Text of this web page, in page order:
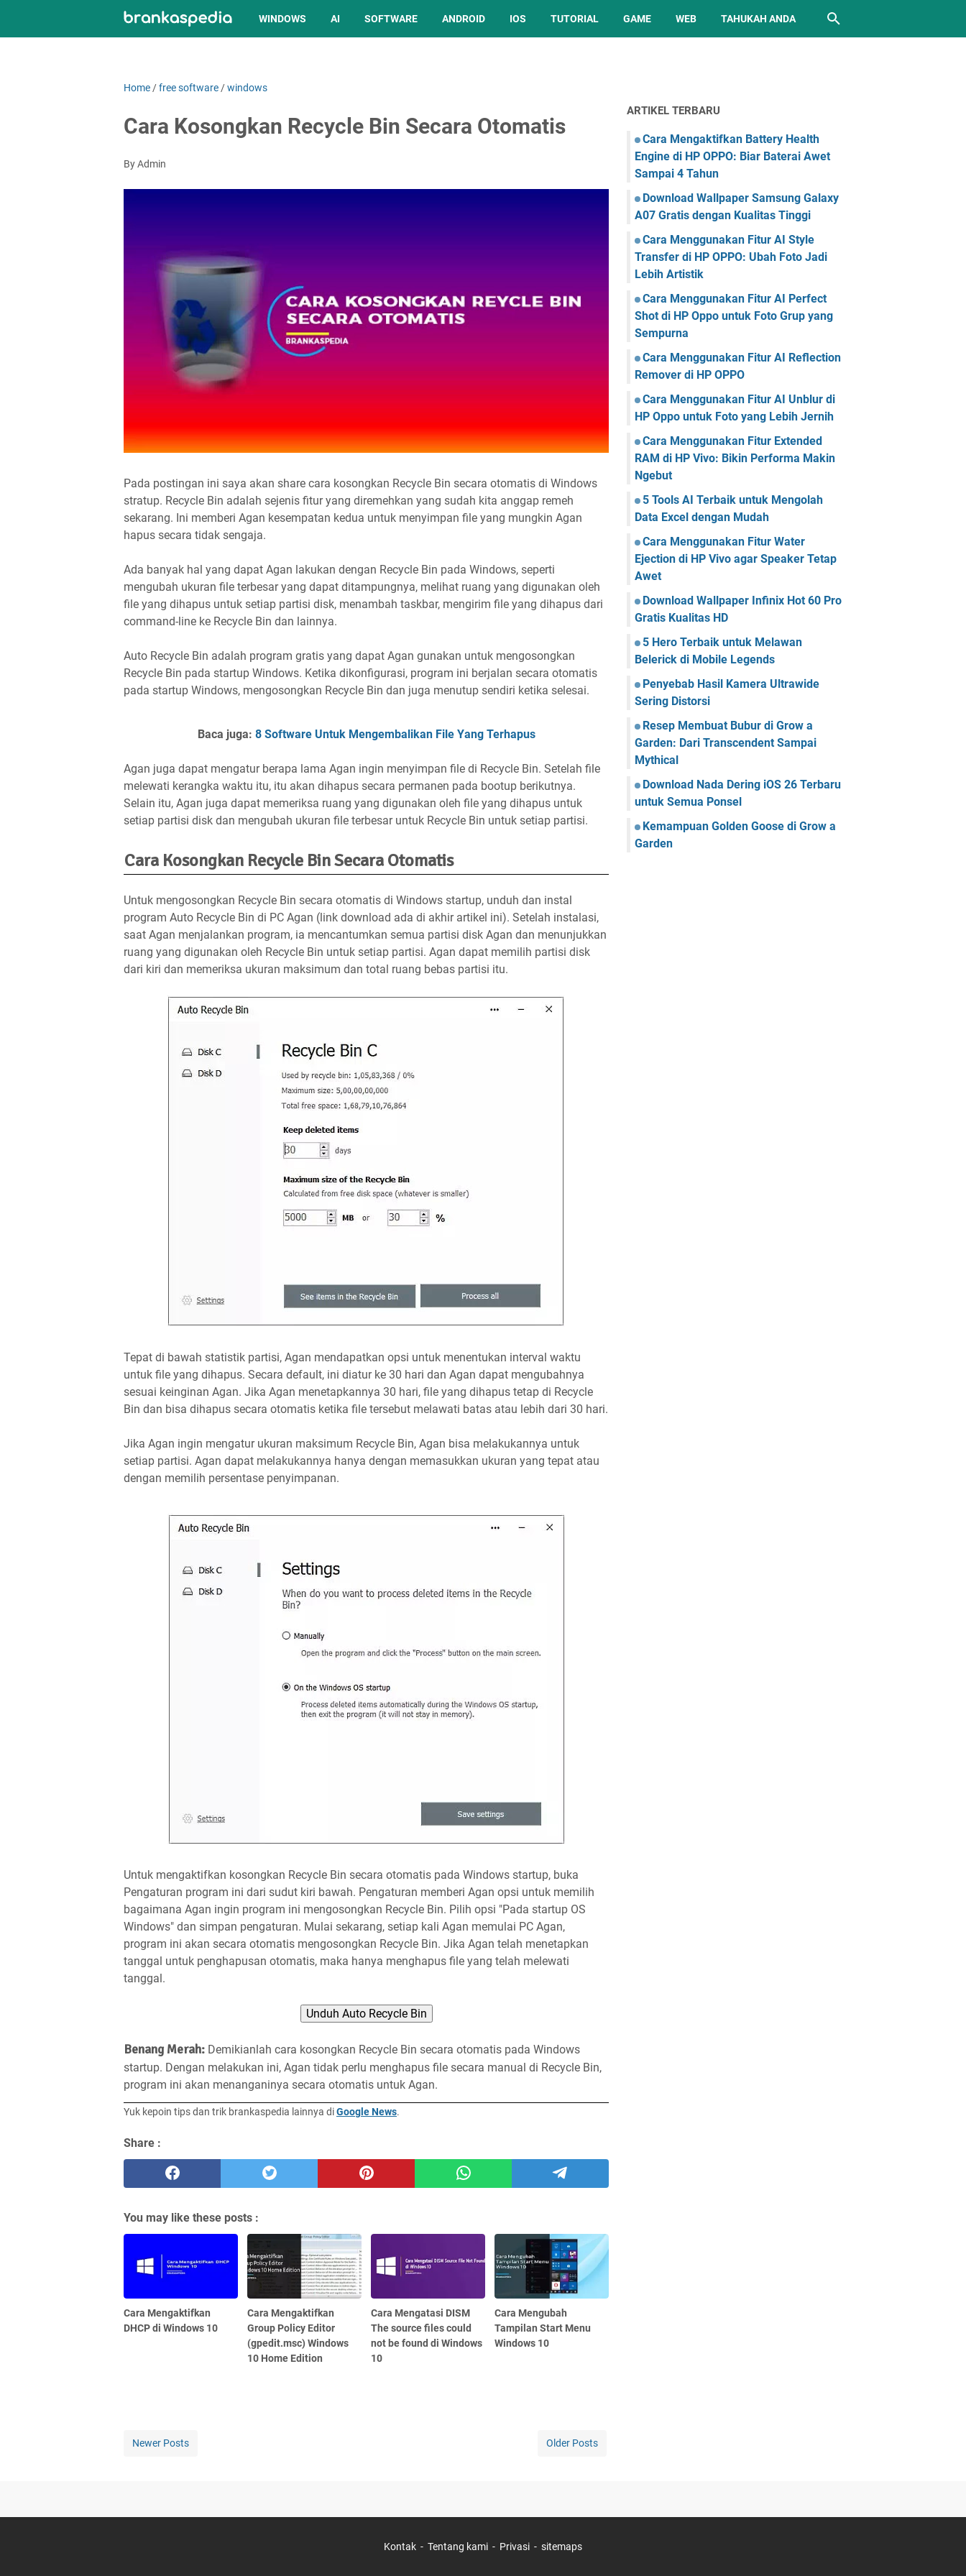
WINDOWS AI SOFTWARE ANDROID IOS TUTORIAL GAME WEB TAHUKAH ANDA
Home /free software /windows
Cara Kosongkan Recycle Bin Secara Otomatis
By Admin
Pada postingan ini saya akan share cara kosongkan Recycle Bin secara otomatis di Windows
stratup. Recycle Bin adalah sejenis fitur yang diremehkan yang sudah kita anggap remeh
sekarang. Ini memberi Agan kesempatan kedua untuk menyimpan file yang mungkin Agan
hapus secara tidak sengaja.
Ada banyak hal yang dapat Agan lakukan dengan Recycle Bin pada Windows, seperti
mengubah ukuran file terbesar yang dapat ditampungnya, melihat ruang yang digunakan oleh
file yang dihapus untuk setiap partisi disk, menambah taskbar, mengirim file yang dihapus dari
command-line ke Recycle Bin dan lainnya.
Auto Recycle Bin adalah program gratis yang dapat Agan gunakan untuk mengosongkan
Recycle Bin pada startup Windows. Ketika dikonfigurasi, program ini berjalan secara otomatis
pada startup Windows, mengosongkan Recycle Bin dan juga menutup sendiri ketika selesai.
Baca juga: 8 Software Untuk Mengembalikan File Yang Terhapus
Agan juga dapat mengatur berapa lama Agan ingin menyimpan file di Recycle Bin. Setelah file
melewati kerangka waktu itu, itu akan dihapus secara permanen pada bootup berikutnya.
Selain itu, Agan juga dapat memeriksa ruang yang digunakan oleh file yang dihapus untuk
setiap partisi disk dan mengubah ukuran file terbesar untuk Recycle Bin untuk setiap partisi.
Cara Kosongkan Recycle Bin Secara Otomatis
Untuk mengosongkan Recycle Bin secara otomatis di Windows startup, unduh dan instal
program Auto Recycle Bin di PC Agan (link download ada di akhir artikel ini). Setelah instalasi,
saat Agan menjalankan program, ia mencantumkan semua partisi disk Agan dan menunjukkan
ruang yang digunakan oleh Recycle Bin untuk setiap partisi. Agan dapat memilih partisi disk
dari kiri dan memeriksa ukuran maksimum dan total ruang bebas partisi itu.
Tepat di bawah statistik partisi, Agan mendapatkan opsi untuk menentukan interval waktu
untuk file yang dihapus. Secara default, ini diatur ke 30 hari dan Agan dapat mengubahnya
sesuai keinginan Agan. Jika Agan menetapkannya 30 hari, file yang dihapus tetap di Recycle
Bin dan bisa dihapus secara otomatis ketika file tersebut melawati batas atau lebih dari 30 hari.
Jika Agan ingin mengatur ukuran maksimum Recycle Bin, Agan bisa melakukannya untuk
setiap partisi. Agan dapat melakukannya hanya dengan memasukkan ukuran yang tepat atau
dengan memilih persentase penyimpanan.
Untuk mengaktifkan kosongkan Recycle Bin secara otomatis pada Windows startup, buka
Pengaturan program ini dari sudut kiri bawah. Pengaturan memberi Agan opsi untuk memilih
bagaimana Agan ingin program ini mengosongkan Recycle Bin. Pilih opsi "Pada startup OS
Windows" dan simpan pengaturan. Mulai sekarang, setiap kali Agan memulai PC Agan,
program ini akan secara otomatis mengosongkan Recycle Bin. Jika Agan telah menetapkan
tanggal untuk penghapusan otomatis, maka hanya menghapus file yang telah melewati
tanggal.
Unduh Auto Recycle Bin
Benang Merah: Demikianlah cara kosongkan Recycle Bin secara otomatis pada Windows
startup. Dengan melakukan ini, Agan tidak perlu menghapus file secara manual di Recycle Bin,
program ini akan menanganinya secara otomatis untuk Agan.
Yuk kepoin tips dan trik brankaspedia lainnya diGoogle News.
Share :
You may like these posts :
Cara Mengaktifkan
DHCP di Windows 10
Cara Mengaktifkan
Group Policy Editor
(gpedit.msc) Windows
10 Home Edition
Cara Mengatasi DISM
The source files could
not be found di Windows
10
Cara Mengubah
Tampilan Start Menu
Windows 10
Newer Posts Older Posts
ARTIKEL TERBARU
Cara Mengaktifkan Battery Health
Engine di HP OPPO: Biar Baterai Awet
Sampai 4 Tahun
Download Wallpaper Samsung Galaxy
A07 Gratis dengan Kualitas Tinggi
Cara Menggunakan Fitur AI Style
Transfer di HP OPPO: Ubah Foto Jadi
Lebih Artistik
Cara Menggunakan Fitur AI Perfect
Shot di HP Oppo untuk Foto Grup yang
Sempurna
Cara Menggunakan Fitur AI Reflection
Remover di HP OPPO
Cara Menggunakan Fitur AI Unblur di
HP Oppo untuk Foto yang Lebih Jernih
Cara Menggunakan Fitur Extended
RAM di HP Vivo: Bikin Performa Makin
Ngebut
5 Tools AI Terbaik untuk Mengolah
Data Excel dengan Mudah
Cara Menggunakan Fitur Water
Ejection di HP Vivo agar Speaker Tetap
Awet
Download Wallpaper Infinix Hot 60 Pro
Gratis Kualitas HD
5 Hero Terbaik untuk Melawan
Belerick di Mobile Legends
Penyebab Hasil Kamera Ultrawide
Sering Distorsi
Resep Membuat Bubur di Grow a
Garden: Dari Transcendent Sampai
Mythical
Download Nada Dering iOS 26 Terbaru
untuk Semua Ponsel
Kemampuan Golden Goose di Grow a
Garden
Kontak Tentang kami Privasi sitemaps